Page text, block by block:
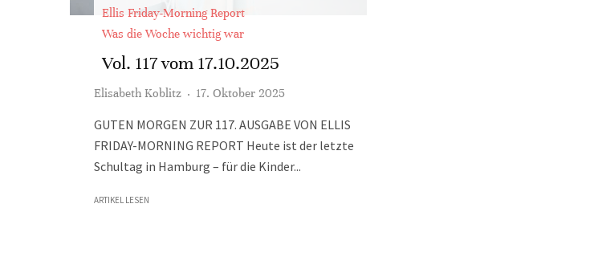
Ellis Friday-Morning Report
Was die Woche wichtig war
Vol. 117 vom 17.10.2025
Elisabeth Koblitz · 17. Oktober 2025
GUTEN MORGEN ZUR 117. AUSGABE VON ELLIS
FRIDAY-MORNING REPORT Heute ist der letzte
Schultag in Hamburg – für die Kinder...
ARTIKEL LESEN